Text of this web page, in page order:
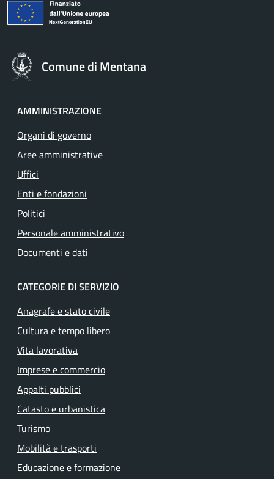
Comune di Mentana
AMMINISTRAZIONE
Organi di governo
Aree amministrative
Uffici
Enti e fondazioni
Politici
Personale amministrativo
Documenti e dati
CATEGORIE DI SERVIZIO
Anagrafe e stato civile
Cultura e tempo libero
Vita lavorativa
Imprese e commercio
Appalti pubblici
Catasto e urbanistica
Turismo
Mobilità e trasporti
Educazione e formazione